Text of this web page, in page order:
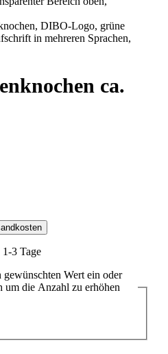
ca.
3 Tage
Wert ein oder
um die Anzahl zu erhöhen